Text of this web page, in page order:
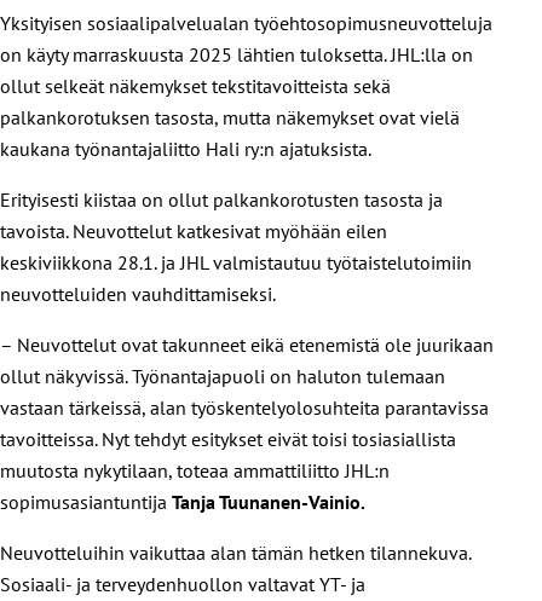
Yksityisen sosiaalipalvelualan työehtosopimusneuvotteluja
on käyty marraskuusta 2025 lähtien tuloksetta. JHL:lla on
ollut selkeät näkemykset tekstitavoitteista sekä
palkankorotuksen tasosta, mutta näkemykset ovat vielä
kaukana työnantajaliitto Hali ry:n ajatuksista.
Erityisesti kiistaa on ollut palkankorotusten tasosta ja
tavoista. Neuvottelut katkesivat myöhään eilen
keskiviikkona 28.1. ja JHL valmistautuu työtaistelutoimiin
neuvotteluiden vauhdittamiseksi.
– Neuvottelut ovat takunneet eikä etenemistä ole juurikaan
ollut näkyvissä. Työnantajapuoli on haluton tulemaan
vastaan tärkeissä, alan työskentelyolosuhteita parantavissa
tavoitteissa. Nyt tehdyt esitykset eivät toisi tosiasiallista
muutosta nykytilaan, toteaa ammattiliitto JHL:n
sopimusasiantuntija Tanja Tuunanen-Vainio.
Neuvotteluihin vaikuttaa alan tämän hetken tilannekuva.
Sosiaali- ja terveydenhuollon valtavat YT- ja